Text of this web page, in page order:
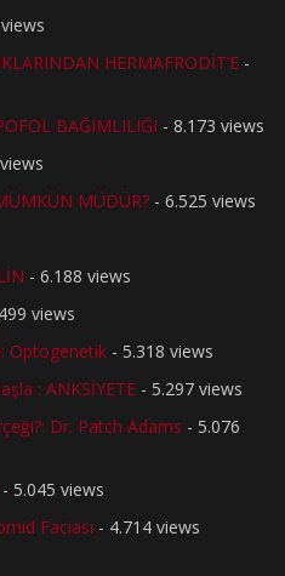
HERMAFRODİT’E -
BAĞIMLILIĞI - 8.173 views
MÜDÜR? - 6.525 views
- 6.188 views
views
Optogenetik - 5.318 views
: ANKSİYETE - 5.297 views
Dr. Patch Adams - 5.076
- 5.045 views
Faciası - 4.714 views